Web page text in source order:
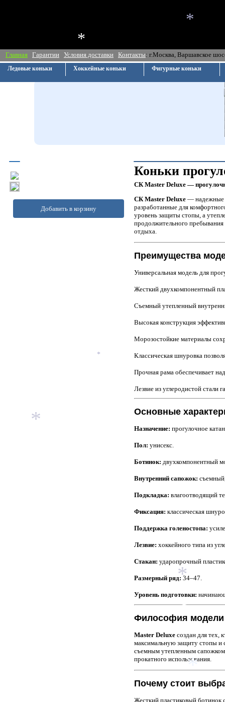
Главная Гарантии Условия доставки Контакты: г.Москва,
Ледовые коньки Хоккейные коньки Фигурные коньки
Добавить в корзину
Коньки
СК Master Deluxe —
СК Master Deluxe — надежные
разработанные для
уровень защиты стопы, а
продолжительного
отдыха.
Преимущества
Универсальная модель для
Жесткий двухкомпонентный
Съемный утепленный
Высокая конструкция
Морозостойкие материалы
Классическая шнуровка
Прочная рама обеспечивает
Лезвие из углеродистой стали
Основные
Назначение: прогулочное
Пол: унисекс.
Ботинок: двухкомпонентный
Внутренний сапожок:
Подкладка: влагоотводящий
Фиксация: классическая
Поддержка голеностопа:
Лезвие: хоккейного типа из
Стакан: ударопрочный
Размерный ряд: 34–47.
Уровень подготовки:
Философия модели
Master Deluxe создан для тех,
максимальную защиту стопы и
съемным утепленным сапожком
прокатного использования.
Почему стоит
Жесткий пластиковый
*
*
*
*